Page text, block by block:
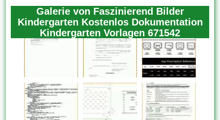
Galerie von Faszinierend Bilder
Kindergarten Kostenlos Dokumentation
Kindergarten Vorlagen 671542